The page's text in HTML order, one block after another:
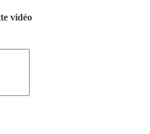
vidéo